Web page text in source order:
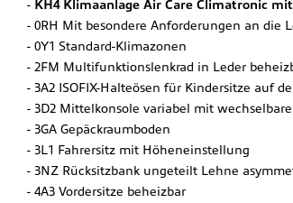
KH4 Klimaanlage Air Care Climatronic
0RH Mit besondere Anforderungen an die
0Y1 Standard-Klimazonen
2FM Multifunktionslenkrad in Leder
3A2 ISOFIX-Halteösen für Kindersitze auf
3D2 Mittelkonsole variabel mit
3GA Gepäckraumboden
3L1 Fahrersitz mit Höheneinstellung
3NZ Rücksitzbank ungeteilt Lehne
4A3 Vordersitze beheizbar